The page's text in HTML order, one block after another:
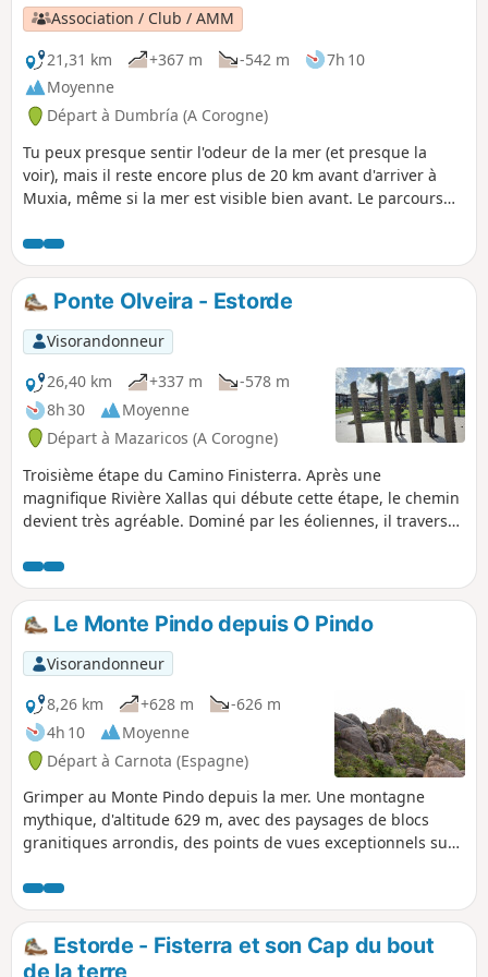
Association / Club / AMM
21,31 km
+367 m -542 m
7h 10
Moyenne
Départ à Dumbría (A Corogne)
Tu peux presque sentir l'odeur de la mer (et presque la
voir), mais il reste encore plus de 20 km avant d'arriver à
Muxia, même si la mer est visible bien avant. Le parcours
plusieurs tronçons de chemin de terre à travers les bois. En
regardant le profil de l'étape, tu peux voir que la descente
vers la côte n'est pas vraiment facile, mais plutôt une
succession de montées et de descentes, avec des dénivelés
modérés.
Ponte Olveira - Estorde
Visorandonneur
26,40 km
+337 m
-578 m
8h 30
Moyenne
Départ à Mazaricos (A Corogne)
Troisième étape du Camino Finisterra. Après une
magnifique Rivière Xallas qui débute cette étape, le chemin
devient très agréable. Dominé par les éoliennes, il traverse
d’eucalyptus tantôt de pins. Avant d’atteindre la Ria de
Corcubión, la route vous conduit par les alentours du
sanctuaire de Notre-Dame des Neiges et par le Col d’O
Cruceiro da Armada.
Le Monte Pindo depuis O Pindo
Visorandonneur
8,26 km
+628 m
-626 m
4h 10
Moyenne
Départ à Carnota (Espagne)
Grimper au Monte Pindo depuis la mer. Une montagne
mythique, d'altitude 629 m, avec des paysages de blocs
granitiques arrondis, des points de vues exceptionnels sur
Ezaro, plage de Carnota, à la Punta de Caldebarcos mais
aussi les crêtes et les alignements d'éoliennes.
Estorde - Fisterra et son Cap du bout